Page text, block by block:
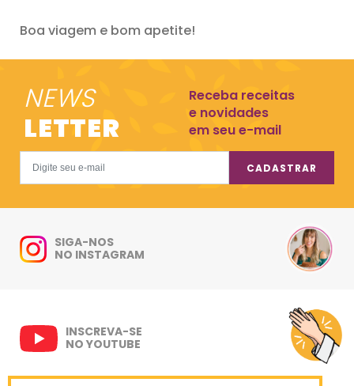
Boa viagem e bom apetite!
NEWS
LETTER
Receba receitas
e novidades
em seu e-mail
CADASTRAR
SIGA-NOS
NO INSTAGRAM
INSCREVA-SE
NO YOUTUBE